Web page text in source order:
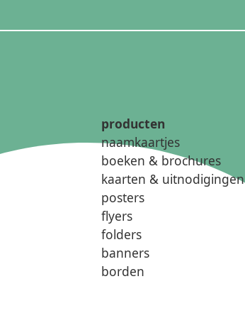
producten
naamkaartjes
boeken & brochures
kaarten & uitnodigingen
posters
flyers
folders
banners
borden